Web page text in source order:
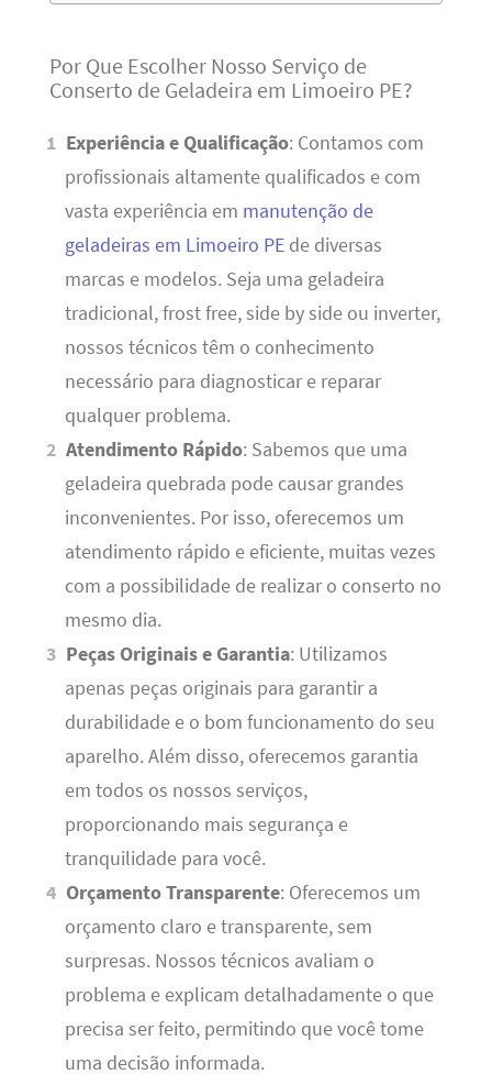
Por Que Escolher Nosso Serviço de
Conserto de Geladeira em Limoeiro PE?
Experiência e Qualificação: Contamos com
profissionais altamente qualificados e com
vasta experiência em manutenção de
geladeiras em Limoeiro PEde diversas
marcas e modelos. Seja uma geladeira
tradicional, frost free, side by side ou inverter,
nossos técnicos têm o conhecimento
necessário para diagnosticar e reparar
qualquer problema.
Atendimento Rápido: Sabemos que uma
geladeira quebrada pode causar grandes
inconvenientes. Por isso, oferecemos um
atendimento rápido e eficiente, muitas vezes
com a possibilidade de realizar o conserto no
mesmo dia.
Peças Originais e Garantia: Utilizamos
apenas peças originais para garantir a
durabilidade e o bom funcionamento do seu
aparelho. Além disso, oferecemos garantia
em todos os nossos serviços,
proporcionando mais segurança e
tranquilidade para você.
Orçamento Transparente: Oferecemos um
orçamento claro e transparente, sem
surpresas. Nossos técnicos avaliam o
problema e explicam detalhadamente o que
precisa ser feito, permitindo que você tome
uma decisão informada.